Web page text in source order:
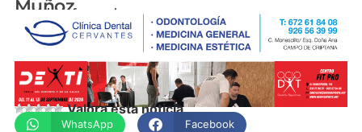
Muñoz
manchainformacion.com
Valora esta noticia
WhatsApp Facebook